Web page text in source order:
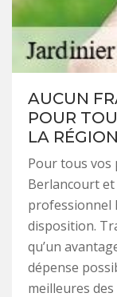
AUCUN
POUR
LA RÉGION
Pour tous vos
Berlancourt
professionnel
disposition.
qu’un
dépense
meilleures